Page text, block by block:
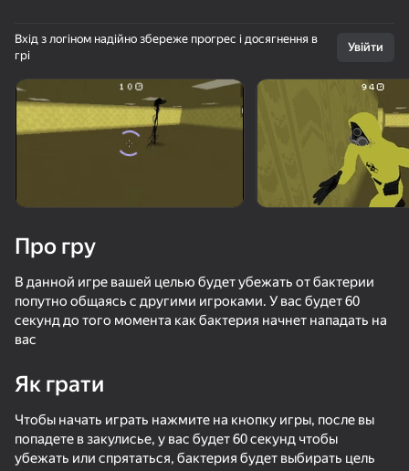
Поверніть пристрій
Гра працює тільки в горизонтальній
Вхід з логіном надійно збереже прогрес і досягнення в
грі
Увійти
Про гру
В данной игре вашей целью будет убежать от бактерии
попутно общаясь с другими игроками. У вас будет 60
секунд до того момента как бактерия начнет нападать на
вас
Як грати
Чтобы начать играть нажмите на кнопку игры, после вы
попадете в закулисье, у вас будет 60 секунд чтобы
убежать или спрятаться, бактерия будет выбирать цель